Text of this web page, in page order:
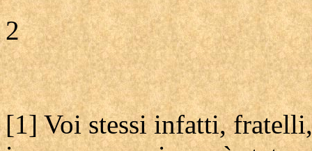
2
[1] Voi stessi infatti, fratelli,